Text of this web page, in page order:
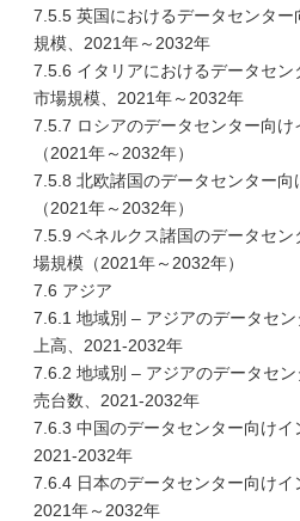
7.5.5 英国におけるデータセンタ
規模、2021年～2032年
7.5.6 イタリアにおけるデータセ
市場規模、2021年～2032年
7.5.7 ロシアのデータセンター向
（2021年～2032年）
7.5.8 北欧諸国のデータセンター
（2021年～2032年）
7.5.9 ベネルクス諸国のデータセ
場規模（2021年～2032年）
7.6 アジア
7.6.1 地域別 – アジアのデータセ
上高、2021-2032年
7.6.2 地域別 – アジアのデータセ
売台数、2021-2032年
7.6.3 中国のデータセンター向けイ
2021-2032年
7.6.4 日本のデータセンター向けイ
2021年～2032年